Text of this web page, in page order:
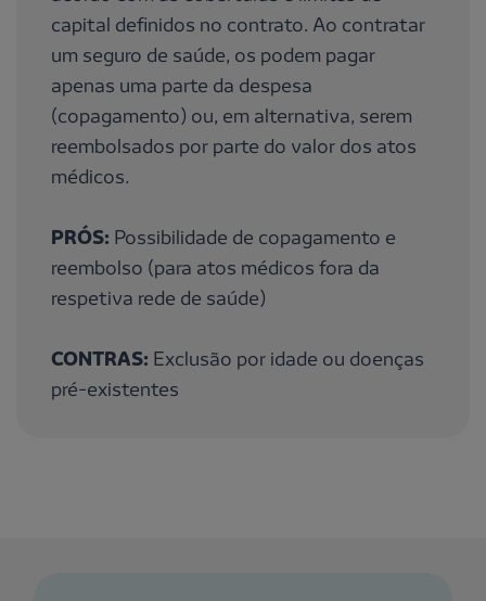
capital definidos no contrato. Ao contratar
um seguro de saúde, os podem pagar
apenas uma parte da despesa
(copagamento) ou, em alternativa, serem
reembolsados por parte do valor dos atos
médicos.
PRÓS: Possibilidade de copagamento e
reembolso (para atos médicos fora da
respetiva rede de saúde)
CONTRAS: Exclusão por idade ou doenças
pré-existentes